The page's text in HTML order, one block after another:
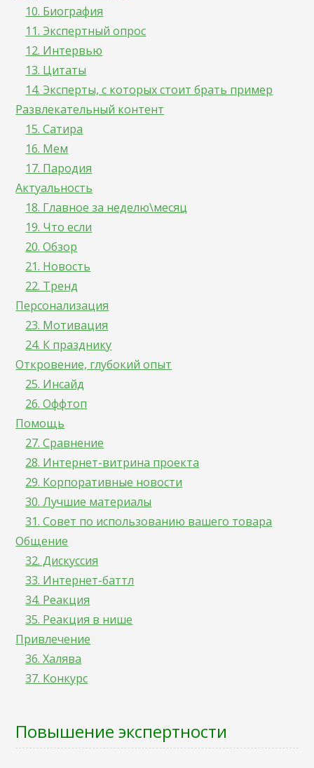
10. Биография
11. Экспертный опрос
12. Интервью
13. Цитаты
14. Эксперты, с которых стоит брать пример
Развлекательный контент
15. Сатира
16. Мем
17. Пародия
Актуальность
18. Главное за неделю\месяц
19. Что если
20. Обзор
21. Новость
22. Тренд
Персонализация
23. Мотивация
24. К празднику
Откровение, глубокий опыт
25. Инсайд
26. Оффтоп
Помощь
27. Сравнение
28. Интернет-витрина проекта
29. Корпоративные новости
30. Лучшие материалы
31. Совет по использованию вашего товара
Общение
32. Дискуссия
33. Интернет-баттл
34. Реакция
35. Реакция в нише
Привлечение
36. Халява
37. Конкурс
Повышение экспертности